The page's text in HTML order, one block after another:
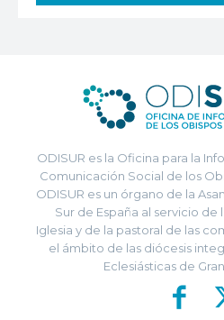
ODISUR es la Oficina para la
Comunicación Social de los
ODISUR es un órgano de la
Sur de España al servicio
Iglesia y de la pastoral de las
el ámbito de las diócesis
Eclesiásticas de